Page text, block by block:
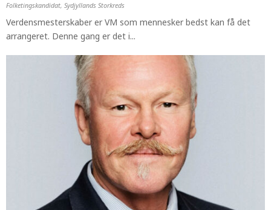
Folketingskandidat, Sydjyllands Storkreds
Verdensmesterskaber er VM som mennesker bedst kan få det
arrangeret. Denne gang er det i...